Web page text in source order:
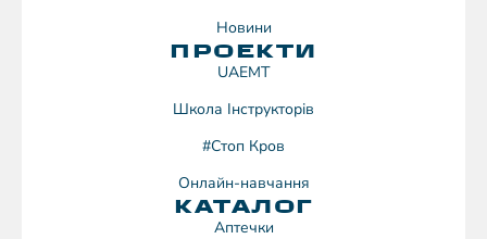
Новини
ПРОЕКТИ
UAEMT
Школа Інструкторів
#Стоп Кров
Онлайн-навчання
КАТАЛОГ
Аптечки